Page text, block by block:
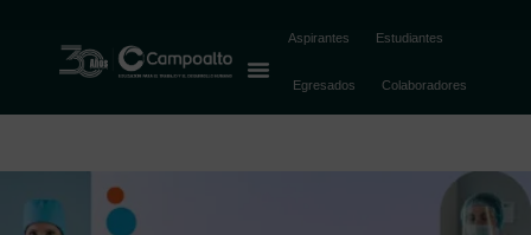
Aspirantes Estudiantes
Egresados Colaboradores